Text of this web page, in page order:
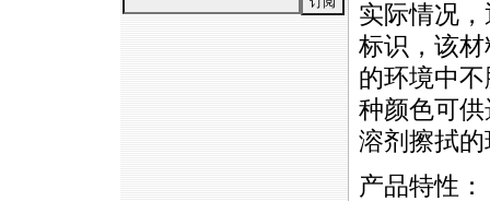
实际情况
标识，该
的环境中
种颜色可
溶剂擦拭
产品特性：